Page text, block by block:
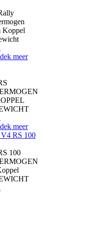
Koppel
meer
meer
RS 100
100